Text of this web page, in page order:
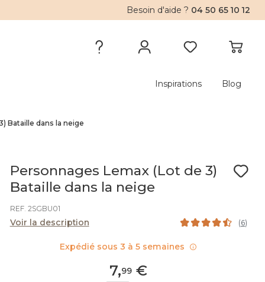
Besoin d'aide ? 04 50 65 10 12
Inspirations Blog
Bataille dans la neige
Personnages Lemax (Lot de 3)
Bataille dans la neige
REF. 2SGBU01
Voir la description (6)
7,99 €